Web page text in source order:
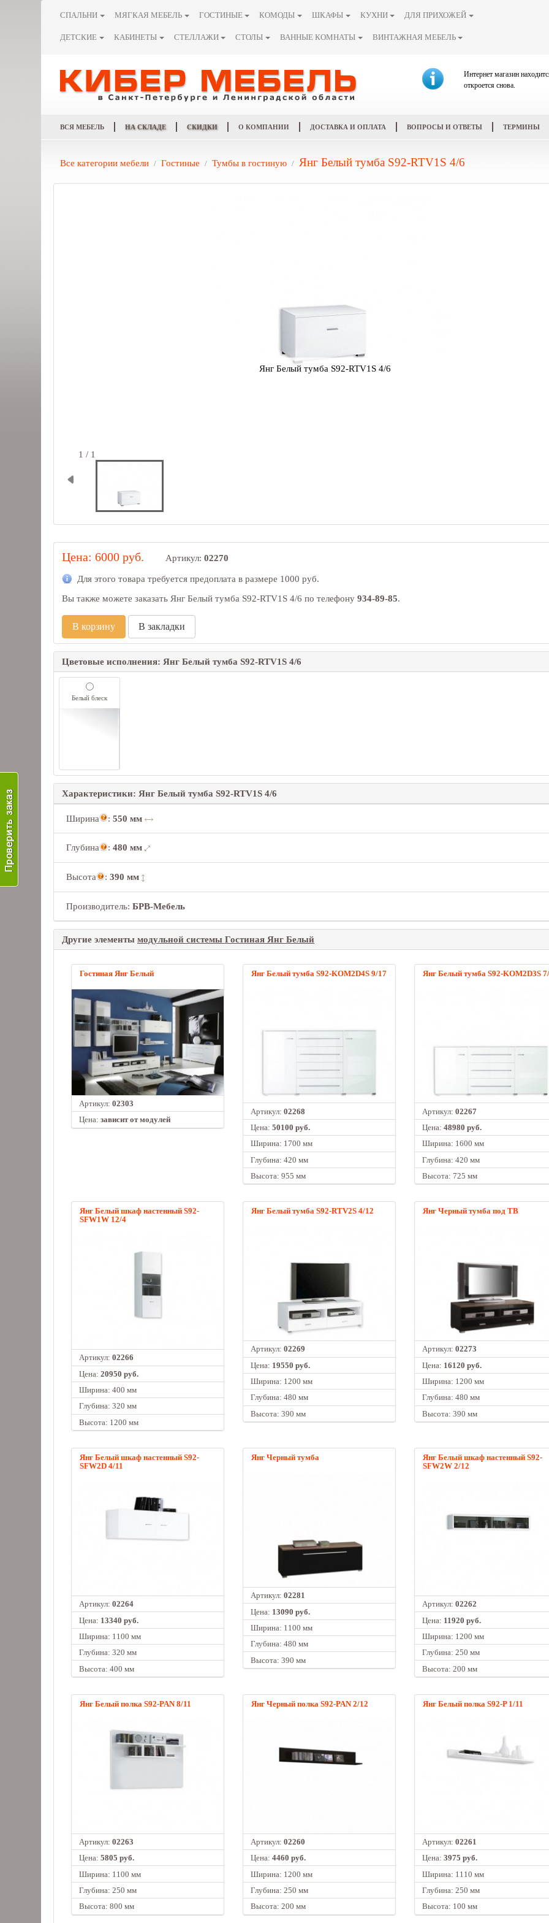
СПАЛЬНИ МЯГКАЯ МЕБЕЛЬ ГОСТИНЫЕ КОМОДЫ ШКАФЫ КУХНИ ДЛЯ ПРИХОЖЕЙ
ДЕТСКИЕ КАБИНЕТЫ СТЕЛЛАЖИ СТОЛЫ ВАННЫЕ КОМНАТЫ ВИНТАЖНАЯ МЕБЕЛЬ
Интернет магазин
откроется снова.
ВСЯ МЕБЕЛЬ НА СКЛАДЕ СКИДКИ О КОМПАНИИ ДОСТАВКА И ОПЛАТА ВОПРОСЫ И ОТВЕТЫ ТЕРМИНЫ
Все категории мебели Гостиные Тумбы в гостиную Янг Белый тумба S92-RTV1S 4/6
Янг Белый тумба S92-RTV1S 4/6
1 / 1
Цена: 6000 руб. Артикул: 02270
Для этого товара требуется предоплата в размере 1000 руб.
Вы также можете заказать Янг Белый тумба S92-RTV1S 4/6 по телефону 934-89-85.
В корзину В закладки
Цветовые исполнения: Янг Белый тумба S92-RTV1S 4/6
Белый блеск
Характеристики: Янг Белый тумба S92-RTV1S 4/6
Ширина :550 мм
Глубина :480 мм
Высота :390 мм
Производитель:БРВ-Мебель
Другие элементы модульной системы Гостиная Янг Белый
Гостиная Янг Белый
Артикул: 02303
Цена: зависит от модулей
Янг Белый тумба S92-KOM2D4S 9/17
Артикул: 02268
Цена: 50100 руб.
Ширина: 1700 мм
Глубина: 420 мм
Высота: 955 мм
Янг Белый тумба S92-KOM2D3S
Артикул: 02267
Цена: 48980 руб.
Ширина: 1600 мм
Глубина: 420 мм
Высота: 725 мм
Янг Белый шкаф настенный S92-
SFW1W 12/4
Артикул: 02266
Цена: 20950 руб.
Ширина: 400 мм
Глубина: 320 мм
Высота: 1200 мм
Янг Белый тумба S92-RTV2S 4/12
Артикул: 02269
Цена: 19550 руб.
Ширина: 1200 мм
Глубина: 480 мм
Высота: 390 мм
Янг Черный тумба под ТВ
Артикул: 02273
Цена: 16120 руб.
Ширина: 1200 мм
Глубина: 480 мм
Высота: 390 мм
Янг Белый шкаф настенный S92-
SFW2D 4/11
Артикул: 02264
Цена: 13340 руб.
Ширина: 1100 мм
Глубина: 320 мм
Высота: 400 мм
Янг Черный тумба
Артикул: 02281
Цена: 13090 руб.
Ширина: 1100 мм
Глубина: 480 мм
Высота: 390 мм
Янг Белый шкаф настенный S92-
SFW2W 2/12
Артикул: 02262
Цена: 11920 руб.
Ширина: 1200 мм
Глубина: 250 мм
Высота: 200 мм
Янг Белый полка S92-PAN 8/11
Артикул: 02263
Цена: 5805 руб.
Ширина: 1100 мм
Глубина: 250 мм
Высота: 800 мм
Янг Черный полка S92-PAN 2/12
Артикул: 02260
Цена: 4460 руб.
Ширина: 1200 мм
Глубина: 250 мм
Высота: 200 мм
Янг Белый полка S92-P 1/11
Артикул: 02261
Цена: 3975 руб.
Ширина: 1110 мм
Глубина: 250 мм
Высота: 100 мм